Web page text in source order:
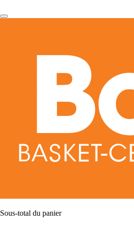
Sous-total du panier